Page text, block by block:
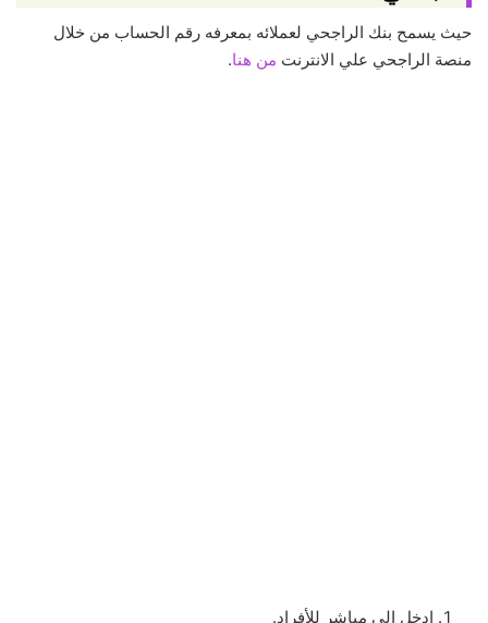
حيث يسمح بنك الراجحي لعملائه بمعرفه رقم الحساب من خلال
منصة الراجحي علي الانترنت من هنا.
ادخل الي مباشر للأفراد.